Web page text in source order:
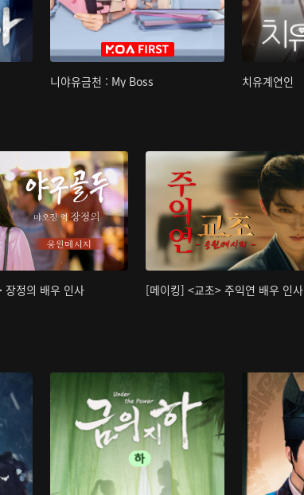
니야유금천 : My Boss 치유계연인
장정의 배우 인사 [메이킹] <교초> 주익연 배우 인사